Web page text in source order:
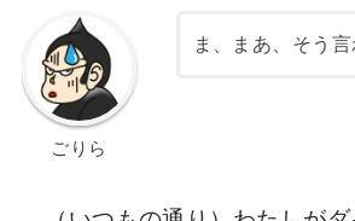
ごりら
ま、まあ、そう